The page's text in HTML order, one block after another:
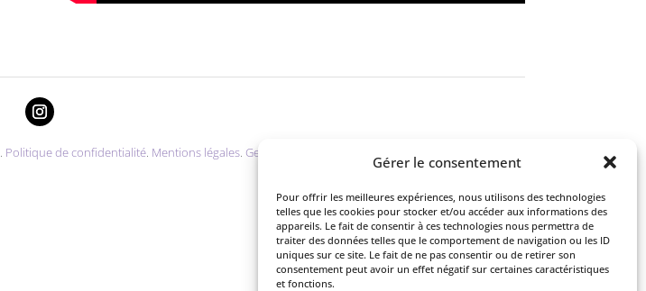
Gérer le consentement
Pour offrir les meilleures expériences, nous utilisons des technologies
telles que les cookies pour stocker et/ou accéder aux informations des
appareils. Le fait de consentir à ces technologies nous permettra de
traiter des données telles que le comportement de navigation ou les ID
uniques sur ce site. Le fait de ne pas consentir ou de retirer son
consentement peut avoir un effet négatif sur certaines caractéristiques
et fonctions.
Politique de confidentialité. Mentions légales. Gestion des cookies.